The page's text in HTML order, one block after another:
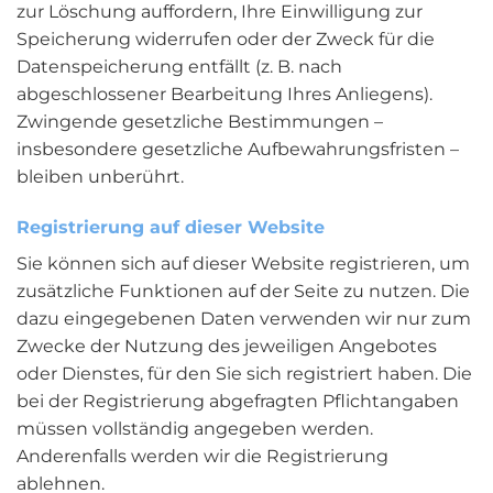
zur Löschung auffordern, Ihre Einwilligung zur
Speicherung widerrufen oder der Zweck für die
Datenspeicherung entfällt (z. B. nach
abgeschlossener Bearbeitung Ihres Anliegens).
Zwingende gesetzliche Bestimmungen –
insbesondere gesetzliche Aufbewahrungsfristen –
bleiben unberührt.
Registrierung auf dieser Website
Sie können sich auf dieser Website registrieren, um
zusätzliche Funktionen auf der Seite zu nutzen. Die
dazu eingegebenen Daten verwenden wir nur zum
Zwecke der Nutzung des jeweiligen Angebotes
oder Dienstes, für den Sie sich registriert haben. Die
bei der Registrierung abgefragten Pflichtangaben
müssen vollständig angegeben werden.
Anderenfalls werden wir die Registrierung
ablehnen.